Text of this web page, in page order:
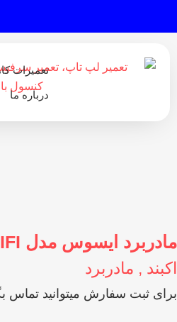
تعمیرات
درباره ما
مادربرد ایسوس مدل TUF GAMING B760-PLUS WIFI
اکبند , مادربرد
برای ثبت سفارش میتوانید تماس